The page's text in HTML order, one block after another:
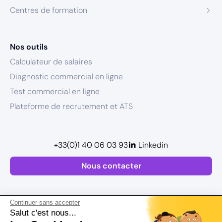
Continuer sans accepter
Salut c'est nous...
Centres de formation
Nos outils
Calculateur de salaires
Diagnostic commercial en ligne
Test commercial en ligne
Plateforme de recrutement et ATS
Nous contacter
+33(0)1 40 06 03 93 Linkedin